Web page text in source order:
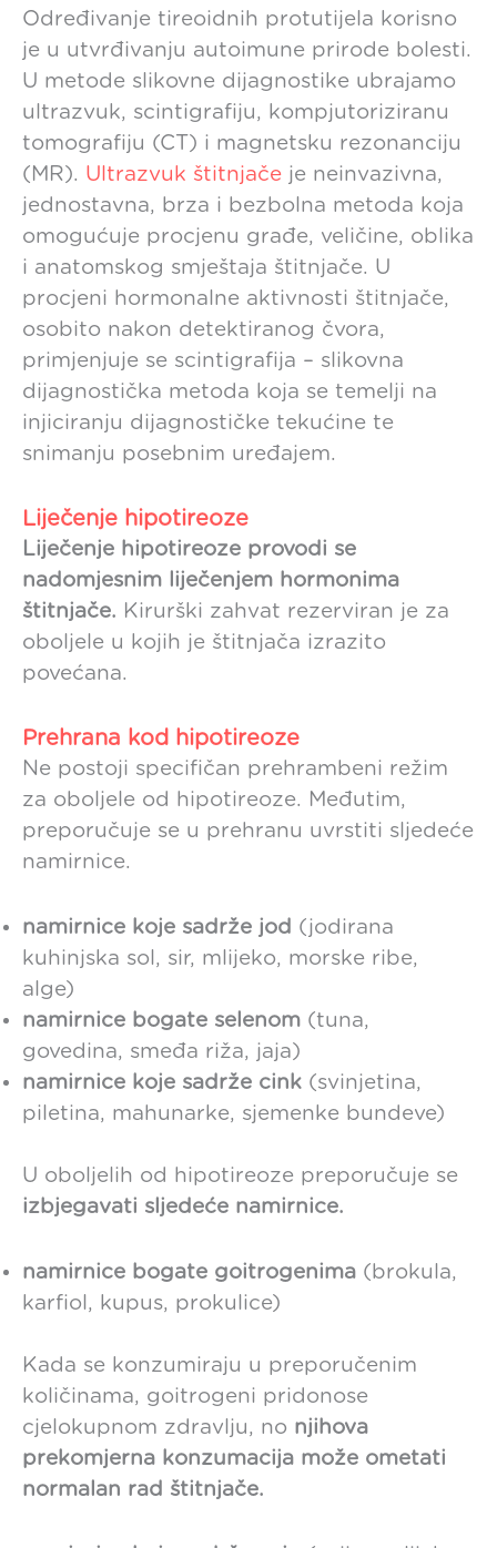
Određivanje tireoidnih protutijela korisno
je u utvrđivanju autoimune prirode bolesti.
U metode slikovne dijagnostike ubrajamo
ultrazvuk, scintigrafiju, kompjutoriziranu
tomografiju (CT) i magnetsku rezonanciju
(MR). Ultrazvuk štitnjače je neinvazivna,
jednostavna, brza i bezbolna metoda koja
omogućuje procjenu građe, veličine, oblika
i anatomskog smještaja štitnjače. U
procjeni hormonalne aktivnosti štitnjače,
osobito nakon detektiranog čvora,
primjenjuje se scintigrafija – slikovna
dijagnostička metoda koja se temelji na
injiciranju dijagnostičke tekućine te
snimanju posebnim uređajem.
Liječenje hipotireoze
Liječenje hipotireoze provodi se
nadomjesnim liječenjem hormonima
štitnjače. Kirurški zahvat rezerviran je za
oboljele u kojih je štitnjača izrazito
povećana.
Prehrana kod hipotireoze
Ne postoji specifičan prehrambeni režim
za oboljele od hipotireoze. Međutim,
preporučuje se u prehranu uvrstiti sljedeće
namirnice.
namirnice koje sadrže jod (jodirana
kuhinjska sol, sir, mlijeko, morske ribe,
alge)
namirnice bogate selenom (tuna,
govedina, smeđa riža, jaja)
namirnice koje sadrže cink (svinjetina,
piletina, mahunarke, sjemenke bundeve)
U oboljelih od hipotireoze preporučuje se
izbjegavati sljedeće namirnice.
namirnice bogate goitrogenima (brokula,
karfiol, kupus, prokulice)
Kada se konzumiraju u preporučenim
količinama, goitrogeni pridonose
cjelokupnom zdravlju, no njihova
prekomjerna konzumacija može ometati
normalan rad štitnjače.